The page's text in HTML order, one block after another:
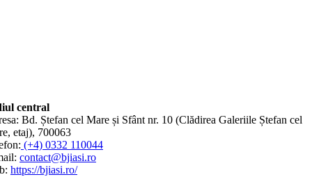
central
Bd. Ștefan cel Mare și Sfânt nr. 10 (Clădirea Galeriile Ștefan cel
etaj), 700063
(+4) 0332 110044
contact@bjiasi.ro
https://bjiasi.ro/